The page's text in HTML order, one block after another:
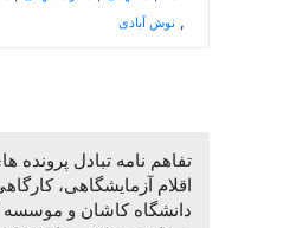
نوش آبادی ,
تفاهم نامه تبادل پرونده‌
اقلام آزمایشگاهی،
دانشگاه کاشان و